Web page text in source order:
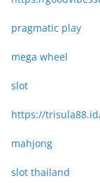
pragmatic play
mega wheel
slot
https://
mahjong
slot thailand